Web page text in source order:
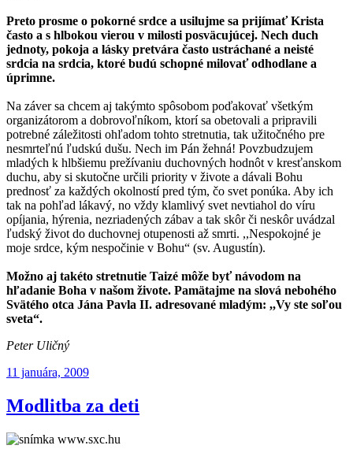
Preto prosme o pokorné srdce a usilujme sa prijímať Krista
často a s hlbokou vierou v milosti posväcujúcej. Nech duch
jednoty, pokoja a lásky pretvára často ustráchané a neisté
srdcia na srdcia, ktoré budú schopné milovať odhodlane a
úprimne.
Na záver sa chcem aj takýmto spôsobom poďakovať všetkým
organizátorom a dobrovoľníkom, ktorí sa obetovali a pripravili
potrebné záležitosti ohľadom tohto stretnutia, tak užitočného pre
nesmrteľnú ľudskú dušu. Nech im Pán žehná! Povzbudzujem
mladých k hlbšiemu prežívaniu duchovných hodnôt v kresťanskom
duchu, aby si skutočne určili priority v živote a dávali Bohu
prednosť za každých okolností pred tým, čo svet ponúka. Aby ich
tak na pohľad lákavý, no vždy klamlivý svet nevtiahol do víru
opíjania, hýrenia, nezriadených zábav a tak skôr či neskôr uvádzal
ľudský život do duchovnej otupenosti až smrti. ,,Nespokojné je
moje srdce, kým nespočinie v Bohu“ (sv. Augustín).
Možno aj takéto stretnutie Taizé môže byť návodom na
hľadanie Boha v našom živote. Pamätajme na slová nebohého
Svätého otca Jána Pavla II. adresované mladým: ,,Vy ste soľou
sveta“.
Peter Uličný
Publikované
11 januára, 2009
Modlitba za deti